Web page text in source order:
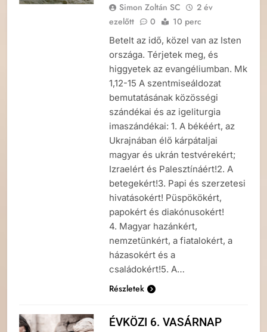
Simon Zoltán SC
2 év
ezelőtt
0 10 perc
Betelt az idő, közel van az Isten
országa. Térjetek meg, és
higgyetek az evangéliumban. Mk
1,12-15 A szentmiseáldozat
bemutatásának közösségi
szándékai és az igeliturgia
imaszándékai: 1. A békéért, az
Ukrajnában élő kárpátaljai
magyar és ukrán testvérekért;
Izraelért és Palesztínáért!2. A
betegekért!3. Papi és szerzetesi
hivatásokért! Püspökökért,
papokért és diakónusokért!
4. Magyar hazánkért,
nemzetünkért, a fiatalokért, a
házasokért és a
családokért!5. A…
Részletek
ÉVKÖZI 6. VASÁRNAP